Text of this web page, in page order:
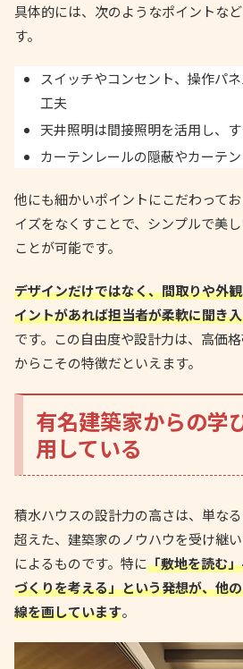
具体的には、次のようなポイントな
す。
スイッチやコンセント、操作パ
工夫
天井照明は間接照明を活用し、
カーテンレールの隠蔽やカーテ
他にも細かいポイントにこだわって
イズをなくすことで、シンプルで美
ことが可能です。
デザインだけではなく、間取りや外
イントがあれば担当者が柔軟に聞き
です。この自由度や設計力は、高価
からこその特徴だといえます。
有名建築家からの学
用している
積水ハウスの設計力の高さは、単な
超えた、建築家のノウハウを受け継
によるものです。特に「敷地を読む
づくりを考える」という発想が、他
線を画しています。